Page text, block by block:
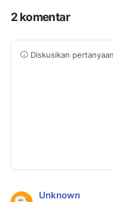
2 komentar
Diskusikan
Unknown